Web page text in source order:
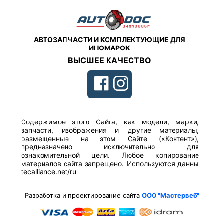
АВТОЗАПЧАСТИ И КОМПЛЕКТУЮЩИЕ ДЛЯ
ИНОМАРОК
ВЫСШЕЕ КАЧЕСТВО
Содержимое этого Сайта, как модели, марки,
запчасти, изображения и другие материалы,
размещенные на этом Сайте («Контент»),
предназначено исключительно для
ознакомительной цели. Любое копирование
материалов сайта запрещено. Используются данны
tecalliance.net/ru
Разработка и проектирование сайтаООО "Мастервеб"